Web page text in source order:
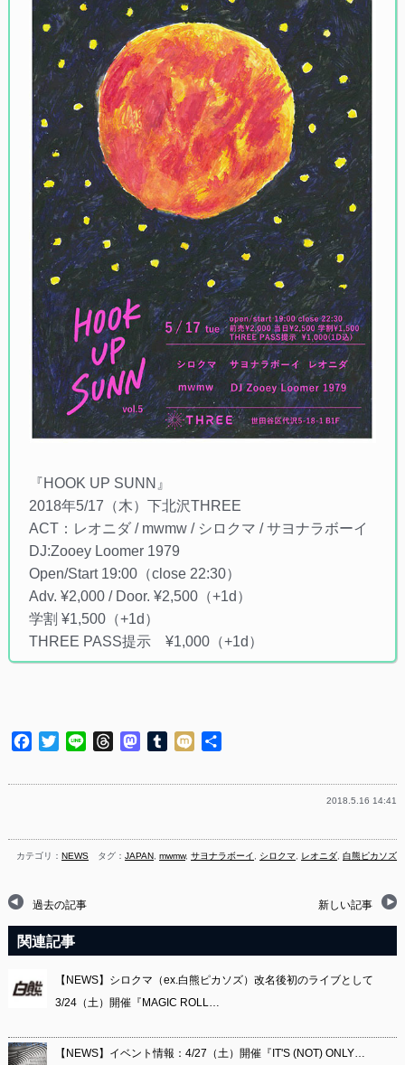
『HOOK UP SUNN』
2018年5/17（木）下北沢THREE
ACT：レオニダ / mwmw / シロクマ / サヨナラボーイ
DJ:Zooey Loomer 1979
Open/Start 19:00（close 22:30）
Adv. ¥2,000 / Door. ¥2,500（+1d）
学割 ¥1,500（+1d）
THREE PASS提示 ¥1,000（+1d）
Facebook
TwitterLine ThreadsMastodon
Tumblr
Mixi
2018.5.16 14:41
カテゴリ：NEWS タグ：JAPAN ,mwmw,サヨナラボーイ シロクマ レオニダ ,白熊ピカソズ
過去の記事 新しい記事
関連記事
【NEWS】シロクマ（ex.白熊ピカソズ）改名後初のライブとして
3/24（土）開催『MAGIC ROLL…
【NEWS】イベント情報：4/27（土）開催『IT'S (NOT) ONLY…